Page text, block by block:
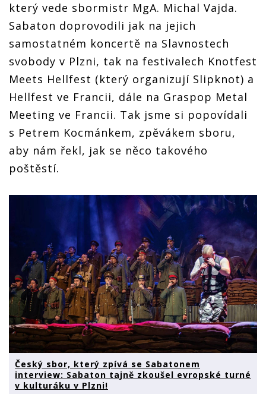
který vede sbormistr MgA. Michal Vajda.
Sabaton doprovodili jak na jejich
samostatném koncertě na Slavnostech
svobody v Plzni, tak na festivalech Knotfest
Meets Hellfest (který organizují Slipknot) a
Hellfest ve Francii, dále na Graspop Metal
Meeting ve Francii. Tak jsme si popovídali
s Petrem Kocmánkem, zpěvákem sboru,
aby nám řekl, jak se něco takového
poštěstí.
Český sbor, který zpívá se Sabatonem
interview: Sabaton tajně zkoušel evropské turné
v kulturáku v Plzni!